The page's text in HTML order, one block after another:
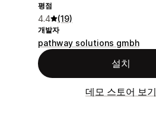
평점
4.4 (19)
개발자
pathway solutions gmbh
설치
데모 스토어 보기